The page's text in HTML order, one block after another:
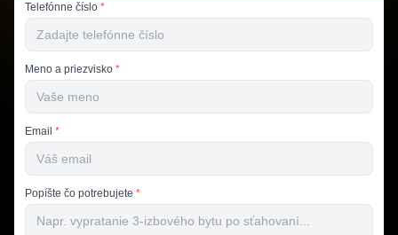
Telefónne číslo *
Meno a priezvisko *
Email *
Popíšte čo potrebujete *